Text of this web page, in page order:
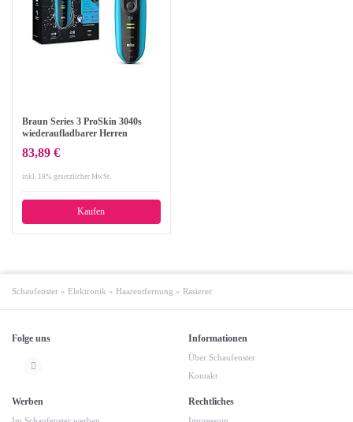
Braun Series 3 ProSkin 3040s
wiederaufladbarer Herren
Präzisionstrimmer, blau
83,89 €
inkl. 19% gesetzlicher MwSt.
Kaufen
Schaufenster » Elektronik » Haarentfernung » Rasierer
Folge uns Informationen
Über Schaufenster
Kontakt
Werben Rechtliches